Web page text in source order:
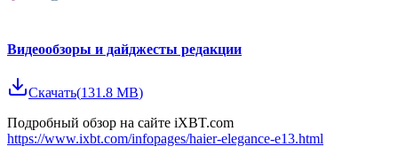
Видеообзоры и дайджесты редакции
Скачать(131.8 MB)
Подробный обзор на сайте iXBT.com
https://www.ixbt.com/infopages/haier-elegance-e13.html